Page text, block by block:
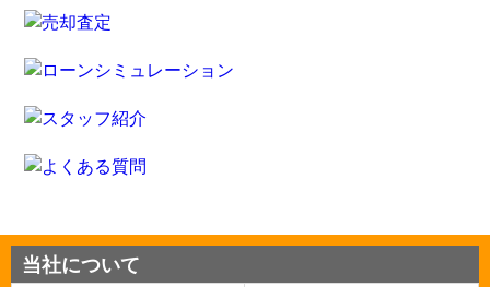
当社について